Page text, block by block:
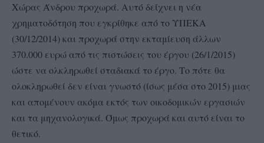
Χώρας Άνδρου προχωρά. Αυτό δείχνει η νέα
χρηματοδότηση που εγκρίθηκε από το ΥΠΕΚΑ
(30/12/2014) και προχωρά στην εκταμίευση άλλων
370.000 ευρώ από τις πιστώσεις του έργου (26/1/2015)
ώστε να ολκληρωθεί σταδιακά το έργο. Το πότε θα
ολοκληρωθεί δεν είναι γνωστό (ίσως μέσα στο 2015) μιας
και απομένουν ακόμα εκτός των οικοδομικών εργασιών
και τα μηχανολογικά. Όμως προχωρά και αυτό είναι το
θετικό.